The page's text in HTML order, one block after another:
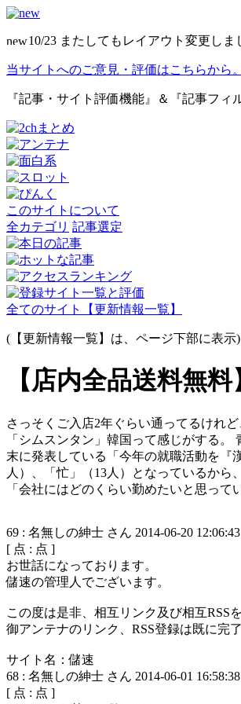
10/23 またしてもレイアウト変更しま
当サイトへのご意見・評価はこちらから。
『記事・サイト評価機能』＆『記事フ
このサイトについて
全カテゴリ 記事選定
全てのサイト【更新情報一覧】
(【更新情報一覧】は、ページ下部に表示)
【店内全品送料無
さっそくご入店2年ぐらい通ってるけれ
「シムスンタン」韓国って感じがする
末に発表している「今年の就職活動を『
人）、「忙」（13人）となっているか
「会社にはどのくらい勤めたいと思っ
69 : 名無しの紳士 さん 2014-06-20 12:06:43
[ 点 : 点 ]
お世話になっております。
儲速の管理人でございます。
この度は是非、相互リンク及び相互RSS
御アンテナのリンク、RSS登録は既に完
サイト名：儲速
68 : 名無しの紳士 さん 2014-06-01 16:58:38
[ 点 : 点 ]